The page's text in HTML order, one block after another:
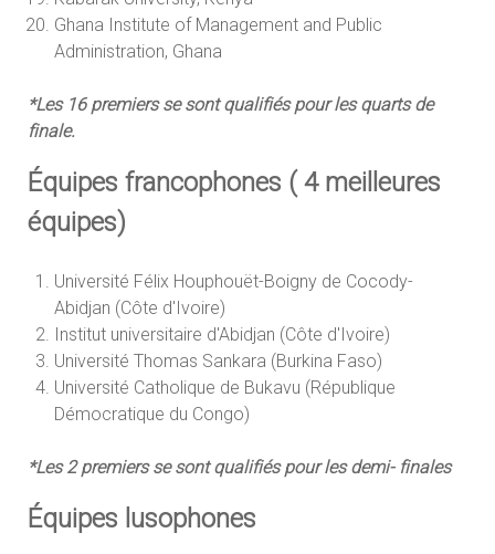
Ghana Institute of Management and Public
Administration, Ghana
*Les 16 premiers se sont qualifiés pour les quarts de
finale.
Équipes francophones ( 4 meilleures
équipes)
Université Félix Houphouët-Boigny de Cocody-
Abidjan (Côte d'Ivoire)
Institut universitaire d'Abidjan (Côte d'Ivoire)
Université Thomas Sankara (Burkina Faso)
Université Catholique de Bukavu (République
Démocratique du Congo)
*Les 2 premiers se sont qualifiés pour les demi- finales
Équipes lusophones